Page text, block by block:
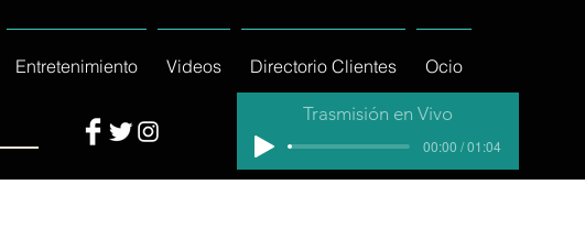
Entretenimiento Videos Directorio Clientes Ocio
Trasmisión en Vivo
00:00 / 01:04